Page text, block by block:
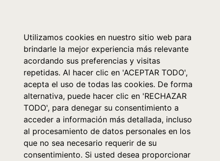
Utilizamos cookies en nuestro sitio web para
brindarle la mejor experiencia más relevante
acordando sus preferencias y visitas
repetidas. Al hacer clic en 'ACEPTAR TODO',
acepta el uso de todas las cookies. De forma
alternativa, puede hacer clic en 'RECHAZAR
TODO', para denegar su consentimiento a
acceder a información más detallada, incluso
al procesamiento de datos personales en los
que no sea necesario requerir de su
consentimiento. Si usted desea proporcionar